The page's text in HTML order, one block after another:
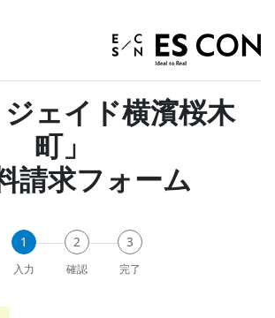
ジェイド横濱桜木
町」
請求フォーム
1
入力
2
確認
3
完了